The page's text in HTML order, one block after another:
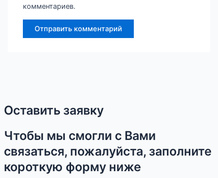
комментариев.
Оставить заявку
Чтобы мы смогли с Вами
связаться, пожалуйста, заполните
короткую форму ниже